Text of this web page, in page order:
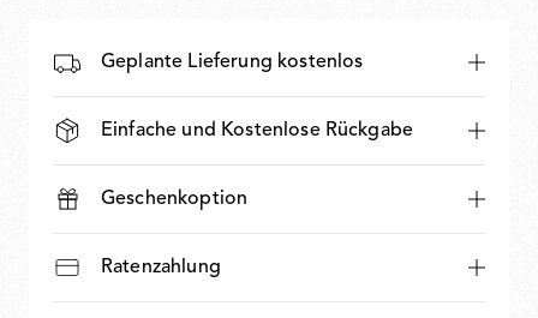
Geplante Lieferung kostenlos
Einfache und Kostenlose Rückgabe
Geschenkoption
Ratenzahlung